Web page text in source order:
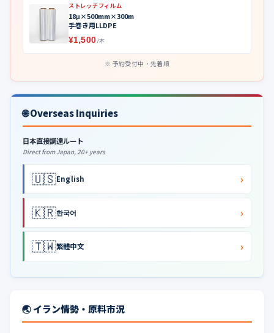
ストレッチフィルム
18μ×500mm×300m
手巻き用LLDPE
¥1,500 /本
予約受付中・先着順
🌐 Overseas Inquiries
日本直接調達ルート
Direct from Japan, 20+ years
🇺🇸English ›
🇰🇷한국어 ›
🇹🇼繁體中文 ›
🌏 イラン情勢・原料市況